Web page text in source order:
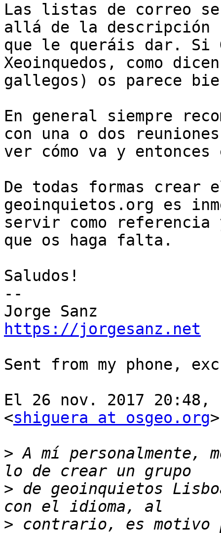
Las listas de correo se
allá de la descripción
que le queráis dar. Si
Xeoinquedos, como
gallegos) os parece
En general siempre
con una o dos
ver cómo va y
De todas formas crear
geoinquietos.org es
servir como
que os haga falta.
Saludos!
--
https://jorgesanz.net
Sent from my phone,
El 26 nov. 2017 20:48,
<shiguera at osgeo.org
> A mí personalmente,
> de geoinquietos
> contrario, es motivo